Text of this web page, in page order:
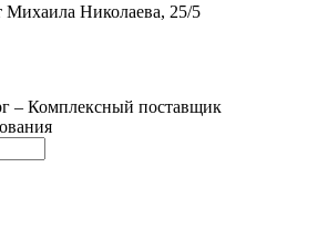
Михаила Николаева, 25/5
– Комплексный поставщик